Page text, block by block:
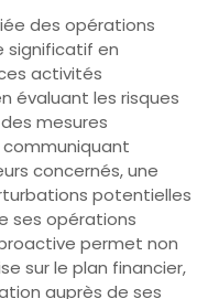
des opérations
en
activités
évaluant les risques
mesures
concernés, une
potentielles
ses opérations
permet non
sur le plan financier,
auprès de ses